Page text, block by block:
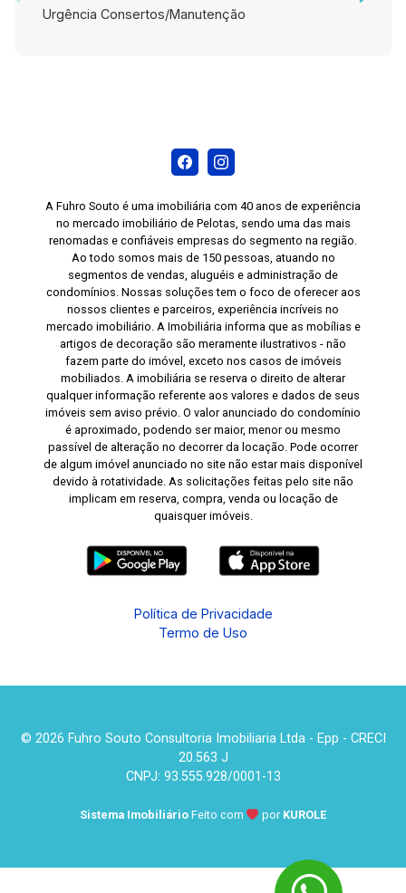
Urgência Consertos/Manutenção
A Fuhro Souto é uma imobiliária com 40 anos de experiência
no mercado imobiliário de Pelotas, sendo uma das mais
renomadas e confiáveis empresas do segmento na região.
Ao todo somos mais de 150 pessoas, atuando no
segmentos de vendas, aluguéis e administração de
condomínios. Nossas soluções tem o foco de oferecer aos
nossos clientes e parceiros, experiência incríveis no
mercado imobiliário. A Imobiliária informa que as mobílias e
artigos de decoração são meramente ilustrativos - não
fazem parte do imóvel, exceto nos casos de imóveis
mobiliados. A imobiliária se reserva o direito de alterar
qualquer informação referente aos valores e dados de seus
imóveis sem aviso prévio. O valor anunciado do condomínio
é aproximado, podendo ser maior, menor ou mesmo
passível de alteração no decorrer da locação. Pode ocorrer
de algum imóvel anunciado no site não estar mais disponível
devido à rotatividade. As solicitações feitas pelo site não
implicam em reserva, compra, venda ou locação de
quaisquer imóveis.
Política de Privacidade
Termo de Uso
© 2026 Fuhro Souto Consultoria Imobiliaria Ltda - Epp - CRECI
20.563 J
CNPJ: 93.555.928/0001-13
Sistema Imobiliário Feito com por KUROLE